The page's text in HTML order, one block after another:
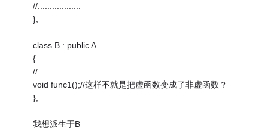
//..................
};
class B : public A
{
//................
void func1();//这样不就是把虚函数变成了非虚函数？
};
我想派生于B